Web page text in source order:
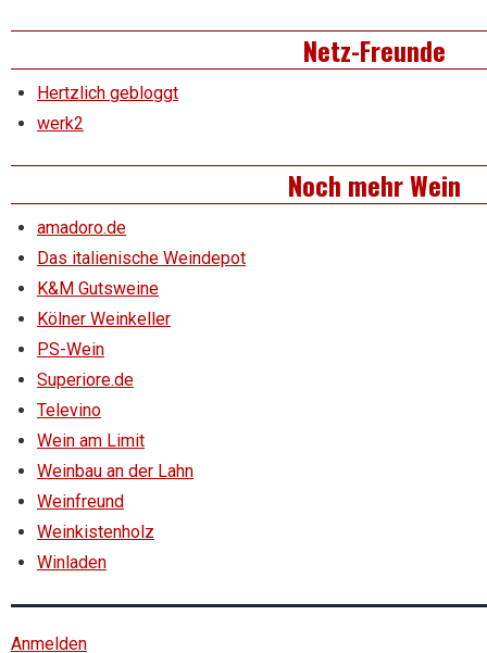
Netz-Freunde
Hertzlich gebloggt
werk2
Noch mehr Wein
amadoro.de
Das italienische Weindepot
K&M Gutsweine
Kölner Weinkeller
PS-Wein
Superiore.de
Televino
Wein am Limit
Weinbau an der Lahn
Weinfreund
Weinkistenholz
Winladen
Anmelden